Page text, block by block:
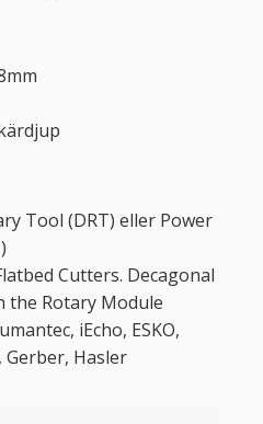
Tool (DRT) eller Power
Cutters. Decagonal
the Rotary Module
iEcho, ESKO,
Gerber, Hasler